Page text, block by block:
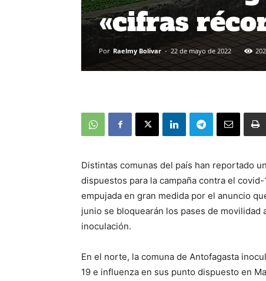
«cifras
Por Raelmy Bolivar - 22 de mayo de 2022 202
Distintas comunas del país han reportado
dispuestos para la campaña contra el
empujada en gran medida por el anuncio
junio se bloquearán los pases de
inoculación.
En el norte, la comuna de Antofagasta
19 e influenza en sus punto dispuesto en